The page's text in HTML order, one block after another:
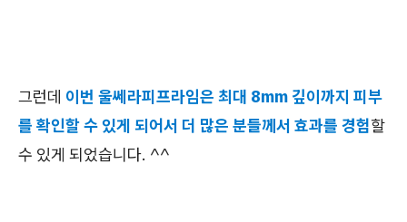
그런데 이번 울쎄라피프라임은 최대 8mm 깊이까지 피부
를 확인할 수 있게 되어서 더 많은 분들께서 효과를 경험할
수 있게 되었습니다. ^^